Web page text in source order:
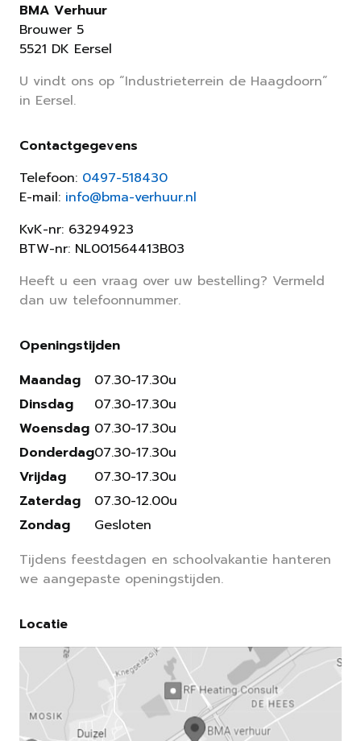
BMA Verhuur
Brouwer 5
5521 DK Eersel
U vindt ons op “Industrieterrein de Haagdoorn”
in Eersel.
Contactgegevens
Telefoon: 0497-518430
E-mail: info@bma-verhuur.nl
KvK-nr: 63294923
BTW-nr: NL001564413B03
Heeft u een vraag over uw bestelling? Vermeld
dan uw telefoonnummer.
Openingstijden
Maandag
Dinsdag
Woensdag
Donderdag
Vrijdag
Zaterdag
Zondag
07.30-17.30u
07.30-17.30u
07.30-17.30u
07.30-17.30u
07.30-17.30u
07.30-12.00u
Gesloten
Tijdens feestdagen en schoolvakantie hanteren
we aangepaste openingstijden.
Locatie